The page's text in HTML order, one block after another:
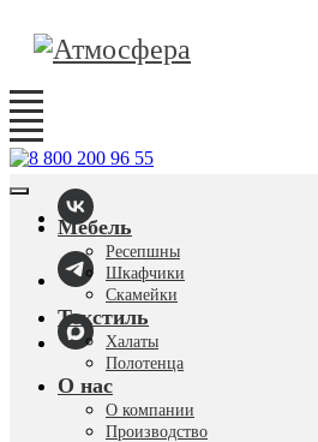
Мебель
Ресепшны
Шкафчики
Скамейки
Текстиль
Халаты
Полотенца
О нас
О компании
Производство